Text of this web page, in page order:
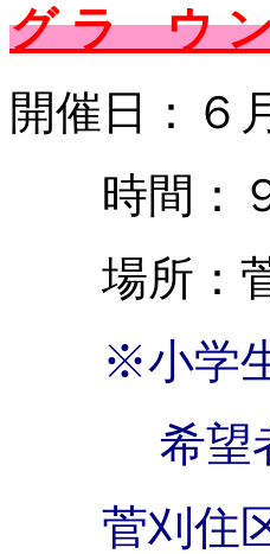
グ ラ ウ ン
開催日：６
時間：９
場所：菅
※小学生
希望者は
菅刈住区